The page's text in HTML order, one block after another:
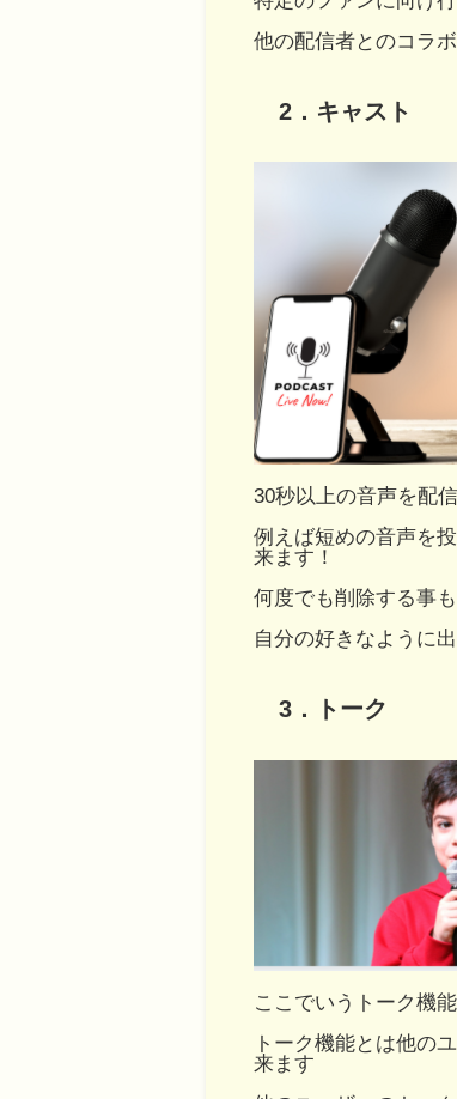
他の配信者とのコラ
2．キャスト
30秒以上の音声を配
例えば短めの音声を
来ます！
何度でも削除する事
自分の好きなように
3．トーク
ここでいうトーク機
トーク機能とは他の
来ます